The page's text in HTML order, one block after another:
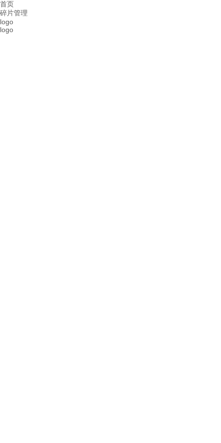
首页
碎片管理
logo
logo